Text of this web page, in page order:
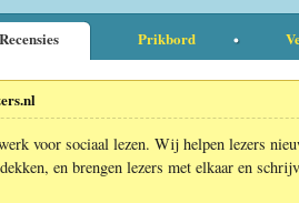
Recensies Prikbord
voor sociaal lezen. Wij helpen lezers
en brengen lezers met elkaar en